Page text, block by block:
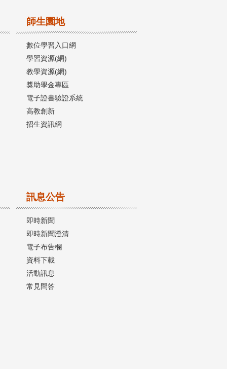
師生園地
數位學習入口網
學習資源(網)
教學資源(網)
獎助學金專區
電子證書驗證系統
高教創新
招生資訊網
訊息公告
即時新聞
即時新聞澄清
電子布告欄
資料下載
活動訊息
常見問答